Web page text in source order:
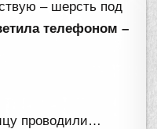
– шерсть под
телефоном –
проводили…